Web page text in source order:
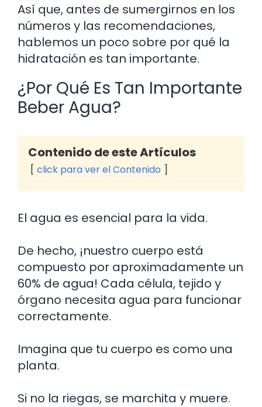
Así que, antes de sumergirnos en los
números y las recomendaciones,
hablemos un poco sobre por qué la
hidratación es tan importante.
¿Por Qué Es Tan Importante
Beber Agua?
Contenido de este Artículos
click para ver el Contenido
El agua es esencial para la vida.
De hecho, ¡nuestro cuerpo está
compuesto por aproximadamente un
60% de agua! Cada célula, tejido y
órgano necesita agua para funcionar
correctamente.
Imagina que tu cuerpo es como una
planta.
Si no la riegas, se marchita y muere.